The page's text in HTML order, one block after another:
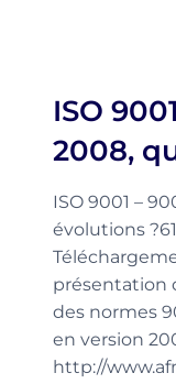
ISO
2008,
ISO 9001 –
évolutions
présentation
des normes
en version
http://